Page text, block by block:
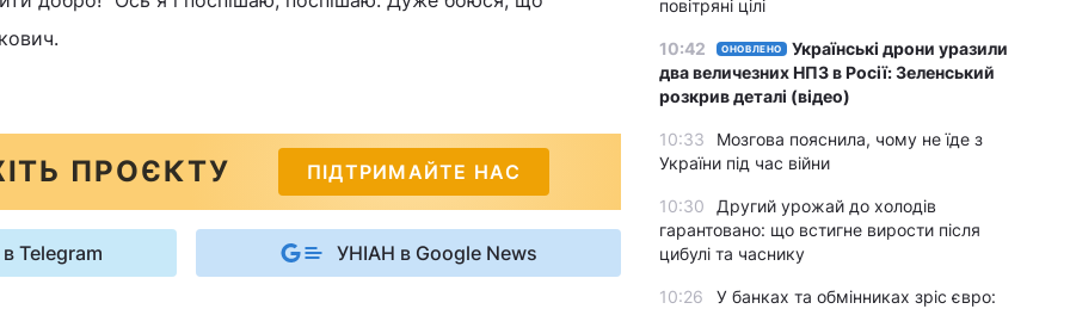
ПРОЄКТУ ПІДТРИМАЙТЕ НАС
Telegram УНІАН в Google News
повітряні цілі
10:42 ОНОВЛЕНО
Українські дрони уразили
два величезних НПЗ в Росії: Зеленський
розкрив деталі (відео)
10:33
Мозгова пояснила, чому не їде з
України під час війни
10:30
Другий урожай до холодів
гарантовано: що встигне вирости після
цибулі та часнику
10:26
У банках та обмінниках зріс євро: